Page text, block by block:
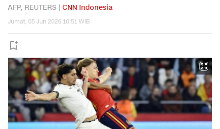
AFP, REUTERS | CNN Indonesia
Jumat, 05 Jun 2026 10:51 WIB